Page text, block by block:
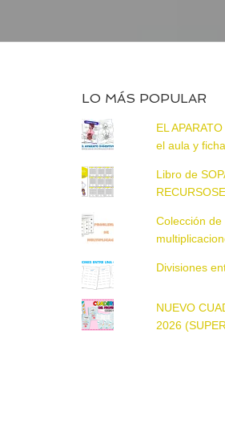
LO MÁS POPULAR
EL
el aula y
Libro de
Colección
Divisiones
NUEVO
2026